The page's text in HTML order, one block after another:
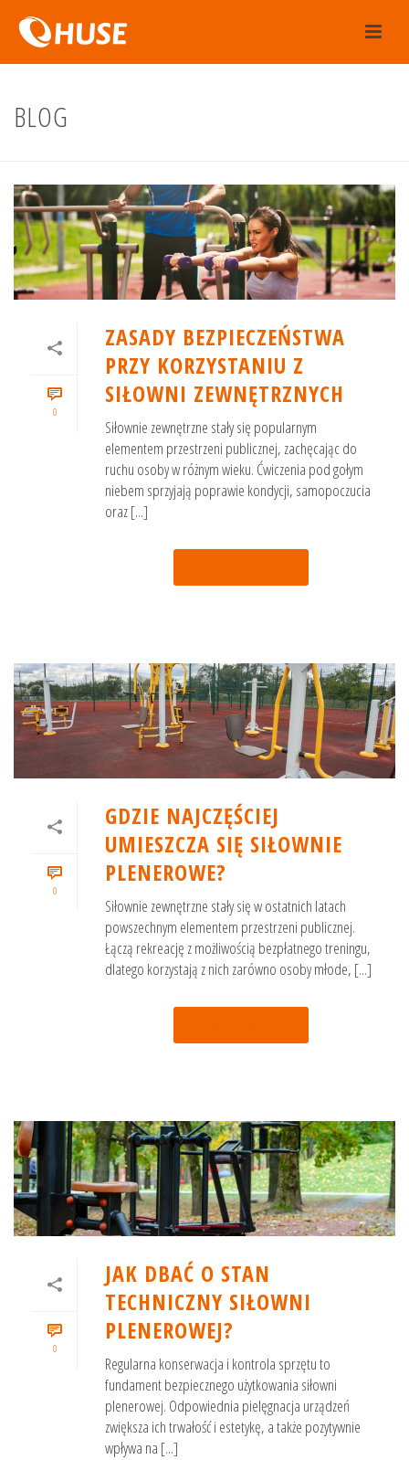
BLOG
0
ZASADY BEZPIECZEŃSTWA
PRZY KORZYSTANIU Z
SIŁOWNI ZEWNĘTRZNYCH
Siłownie zewnętrzne stały się popularnym
elementem przestrzeni publicznej, zachęcając do
ruchu osoby w różnym wieku. Ćwiczenia pod gołym
niebem sprzyjają poprawie kondycji, samopoczucia
oraz [...]
0
GDZIE NAJCZĘŚCIEJ
UMIESZCZA SIĘ SIŁOWNIE
PLENEROWE?
Siłownie zewnętrzne stały się w ostatnich latach
powszechnym elementem przestrzeni publicznej.
Łączą rekreację z możliwością bezpłatnego treningu,
dlatego korzystają z nich zarówno osoby młode, [...]
0
JAK DBAĆ O STAN
TECHNICZNY SIŁOWNI
PLENEROWEJ?
Regularna konserwacja i kontrola sprzętu to
fundament bezpiecznego użytkowania siłowni
plenerowej. Odpowiednia pielęgnacja urządzeń
zwiększa ich trwałość i estetykę, a także pozytywnie
wpływa na [...]